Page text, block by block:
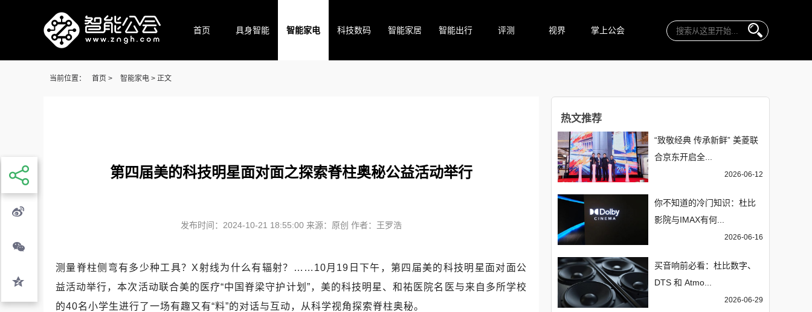
首页 具身智能 智能家电 科技数码 智能家居 智能出行 评测 视界 掌上公会
当前位置： 首页 > 智能家电 > 正文
第四届美的科技明星面对面之探索脊柱奥秘公益活动举行
发布时间：2024-10-21 18:55:00 来源：原创 作者：王罗浩
测量脊柱侧弯有多少种工具？X射线为什么有辐射？……10月19日下午，第四届美的科技明星面对面公
益活动举行，本次活动联合美的医疗“中国脊梁守护计划”，美的科技明星、和祐医院名医与来自多所学校
的40名小学生进行了一场有趣又有“料”的对话与互动，从科学视角探索脊柱奥秘。
热文推荐
“致敬经典 传承新鲜” 美菱联
合京东开启全...
2026-06-12
你不知道的冷门知识：杜比
影院与IMAX有何...
2026-06-16
买音响前必看：杜比数字、
DTS 和 Atmo...
2026-06-29